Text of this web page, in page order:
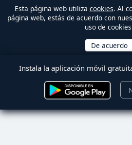
Esta página web utiliza cookies. Al
página web, estás de acuerdo con
uso de
Instala la aplicación móvil